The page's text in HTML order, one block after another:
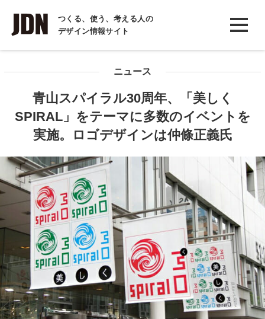
つくる、使う、考える人の
デザイン情報サイト
INTERVIEW
インタビュー
COLUMN
コラム
ニュース
青山スパイラル30周年、「美しく
SPIRAL」をテーマに多数のイベントを
実施。ロゴデザインは仲條正義氏